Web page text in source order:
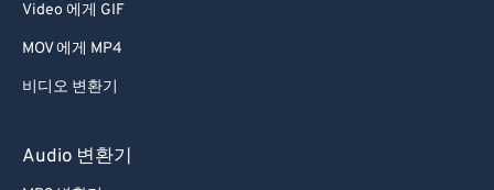
Video 에게 GIF
MOV 에게 MP4
비디오 변환기
Audio 변환기